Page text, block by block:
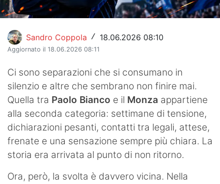
Pallamano
Altre
News
Turismo
Eventi
Sandro Coppola / 18.06.2026 08:10
Aggiornato il 18.06.2026 08:11
Ci sono separazioni che si consumano in
silenzio e altre che sembrano non finire mai.
Quella tra Paolo Bianco e il Monza appartiene
alla seconda categoria: settimane di tensione,
dichiarazioni pesanti, contatti tra legali, attese,
frenate e una sensazione sempre più chiara. La
storia era arrivata al punto di non ritorno.
Ora, però, la svolta è davvero vicina. Nella